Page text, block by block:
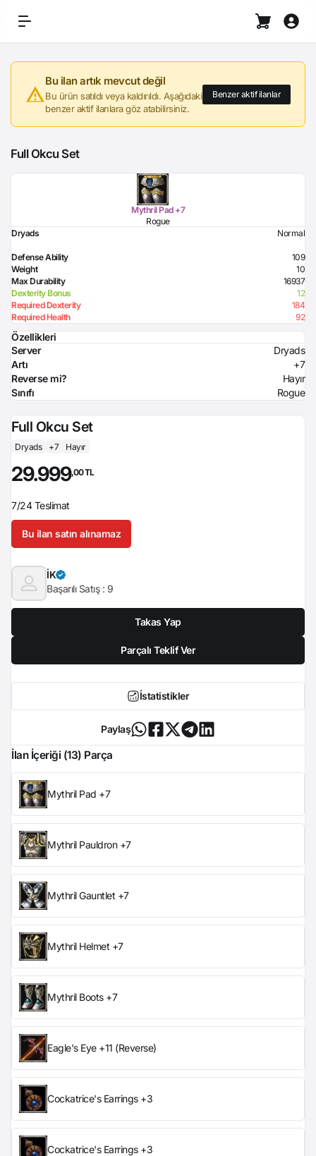
Bu ilan artık mevcut değil
Bu ürün satıldı veya kaldırıldı. Aşağıdaki
benzer aktif ilanlara göz atabilirsiniz.
Benzer aktif ilanlar
Full Okcu Set
Mythril Pad +7
Rogue
Dryads
Normal
Defense Ability
109
Weight
10
Max Durability
16937
Dexterity Bonus
12
Required Dexterity
184
Required Health
92
Özellikleri
Server
Dryads
Artı
+7
Reverse mi?
Hayır
Sınıfı
Rogue
Full Okcu Set
Dryads +7 Hayır
29.999,00 TL
7/24 Teslimat
Bu ilan satın alınamaz
İK
Başarılı Satış : 9
Takas Yap
Parçalı Teklif Ver
İstatistikler
Paylaş
İlan İçeriği (13) Parça
Mythril Pad +7
Mythril Pauldron +7
Mythril Gauntlet +7
Mythril Helmet +7
Mythril Boots +7
Eagle's Eye +11 (Reverse)
Cockatrice's Earrings +3
Cockatrice's Earrings +3